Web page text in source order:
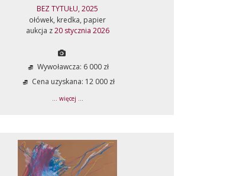
BEZ TYTUŁU, 2025
ołówek, kredka, papier
aukcja z20 stycznia 2026
Wywoławcza: 6 000 zł
Cena uzyskana: 12 000 zł
... więcej ...